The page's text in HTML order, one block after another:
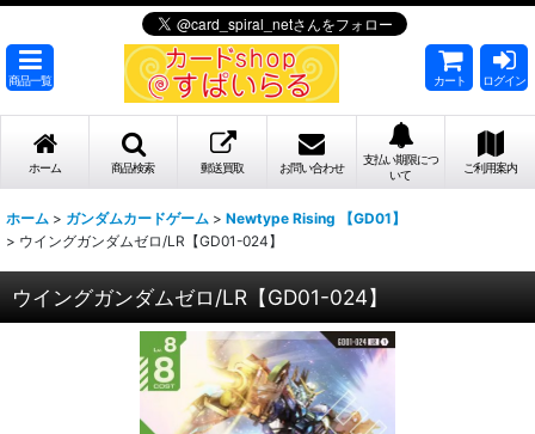
商品一覧 カート ログイン
ホーム 商品検索 郵送買取 お問い合わせ
支払い期限につ
いて
ご利用案内
ホーム > ガンダムカードゲーム > Newtype Rising 【GD01】
> ウイングガンダムゼロ/LR【GD01-024】
ウイングガンダムゼロ/LR【GD01-024】